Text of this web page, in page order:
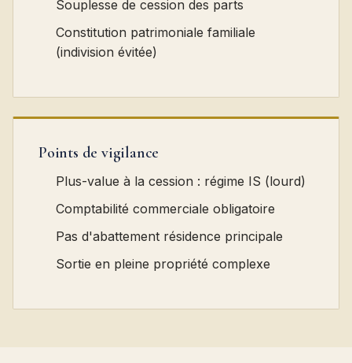
Souplesse de cession des parts
Constitution patrimoniale familiale
(indivision évitée)
Points de vigilance
Plus-value à la cession : régime IS (lourd)
Comptabilité commerciale obligatoire
Pas d'abattement résidence principale
Sortie en pleine propriété complexe